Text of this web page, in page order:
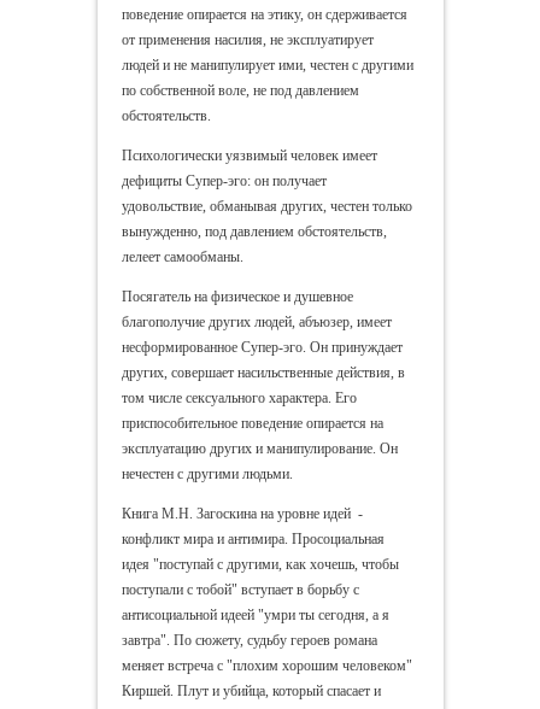
поведение опирается на этику, он сдерживается
от применения насилия, не эксплуатирует
людей и не манипулирует ими, честен с другими
по собственной воле, не под давлением
обстоятельств.
Психологически уязвимый человек имеет
дефициты Супер-эго: он получает
удовольствие, обманывая других, честен только
вынужденно, под давлением обстоятельств,
лелеет самообманы.
Посягатель на физическое и душевное
благополучие других людей, абъюзер, имеет
несформированное Супер-эго. Он принуждает
других, совершает насильственные действия, в
том числе сексуального характера. Его
приспособительное поведение опирается на
эксплуатацию других и манипулирование. Он
нечестен с другими людьми.
Книга М.Н. Загоскина на уровне идей -
конфликт мира и антимира. Просоциальная
идея "поступай с другими, как хочешь, чтобы
поступали с тобой" вступает в борьбу с
антисоциальной идеей "умри ты сегодня, а я
завтра". По сюжету, судьбу героев романа
меняет встреча с "плохим хорошим человеком"
Киршей. Плут и убийца, который спасает и